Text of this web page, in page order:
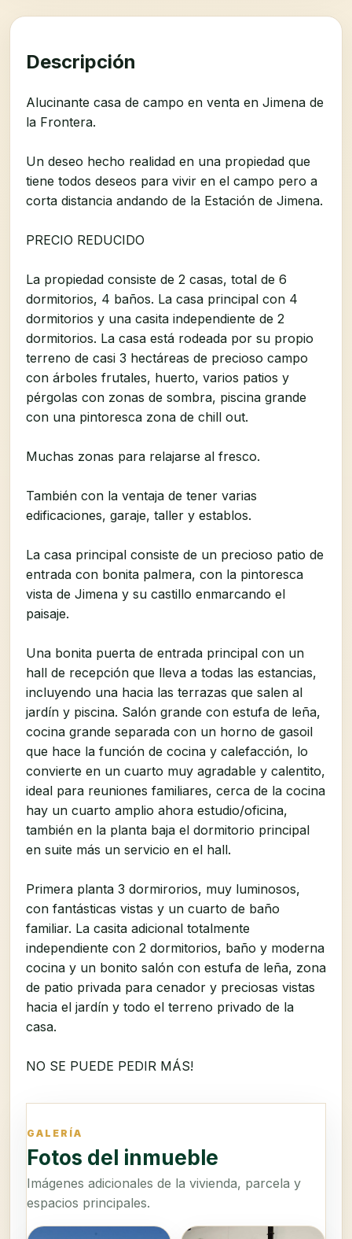
Descripción
Alucinante casa de campo en venta en Jimena de
la Frontera.
Un deseo hecho realidad en una propiedad que
tiene todos deseos para vivir en el campo pero a
corta distancia andando de la Estación de Jimena.
PRECIO REDUCIDO
La propiedad consiste de 2 casas, total de 6
dormitorios, 4 baños. La casa principal con 4
dormitorios y una casita independiente de 2
dormitorios. La casa está rodeada por su propio
terreno de casi 3 hectáreas de precioso campo
con árboles frutales, huerto, varios patios y
pérgolas con zonas de sombra, piscina grande
con una pintoresca zona de chill out.
Muchas zonas para relajarse al fresco.
También con la ventaja de tener varias
edificaciones, garaje, taller y establos.
La casa principal consiste de un precioso patio de
entrada con bonita palmera, con la pintoresca
vista de Jimena y su castillo enmarcando el
paisaje.
Una bonita puerta de entrada principal con un
hall de recepción que lleva a todas las estancias,
incluyendo una hacia las terrazas que salen al
jardín y piscina. Salón grande con estufa de leña,
cocina grande separada con un horno de gasoil
que hace la función de cocina y calefacción, lo
convierte en un cuarto muy agradable y calentito,
ideal para reuniones familiares, cerca de la cocina
hay un cuarto amplio ahora estudio/oficina,
también en la planta baja el dormitorio principal
en suite más un servicio en el hall.
Primera planta 3 dormirorios, muy luminosos,
con fantásticas vistas y un cuarto de baño
familiar. La casita adicional totalmente
independiente con 2 dormitorios, baño y moderna
cocina y un bonito salón con estufa de leña, zona
de patio privada para cenador y preciosas vistas
hacia el jardín y todo el terreno privado de la
casa.
NO SE PUEDE PEDIR MÁS!
GALERÍA
Fotos del inmueble
Imágenes adicionales de la vivienda, parcela y
espacios principales.